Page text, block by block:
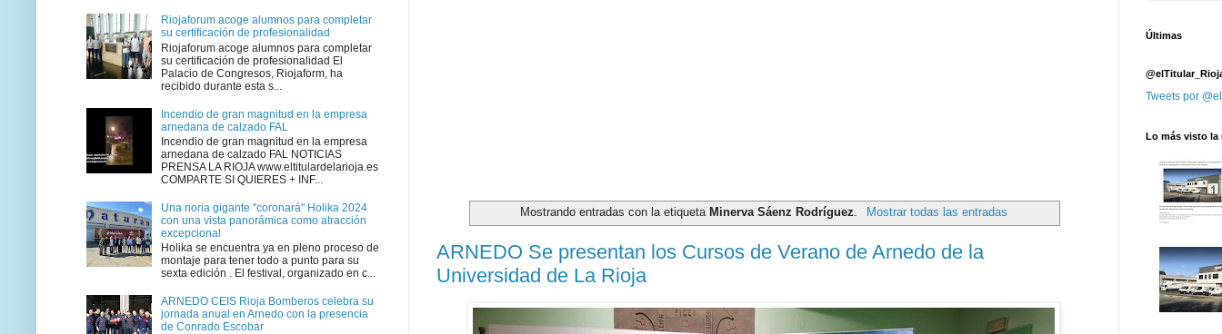
Mostrando entradas con la etiquetaMinerva Sáenz Rodríguez Mostrar todas las entradas
ARNEDO Se presentan los Cursos de Verano de Arnedo de la
Universidad de La Rioja
Riojaforum acoge alumnos para completar
su certificación de profesionalidad
Riojaforum acoge alumnos para completar
su certificación de profesionalidad El
Palacio de Congresos, Riojaform, ha
recibido durante esta s...
Incendio de gran magnitud en la empresa
arnedana de calzado FAL
Incendio de gran magnitud en la empresa
arnedana de calzado FAL NOTICIAS
PRENSA LA RIOJA www.eltitulardelarioja.es
COMPARTE SI QUIERES + INF...
Una noria gigante "coronará" Holika 2024
con una vista panorámica como atracción
excepcional
Holika se encuentra ya en pleno proceso de
montaje para tener todo a punto para su
sexta edición . El festival, organizado en c...
ARNEDO CEIS Rioja Bomberos celebra su
jornada anual en Arnedo con la presencia
de Conrado Escobar
Últimas
Tweets por
Lo más visto la